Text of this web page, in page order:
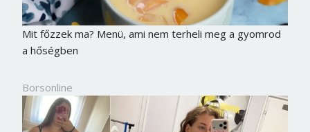
Mit főzzek ma? Menü, ami nem terheli meg a gyomrod
a hőségben
Borsonline